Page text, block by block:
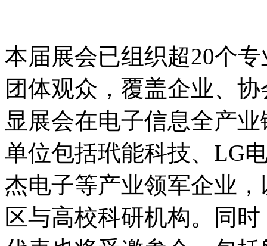
本届展会已组织超20个
团体观众，覆盖企业、
显展会在电子信息全产
单位包括玳能科技、LG
杰电子等产业领军企业
区与高校科研机构。同